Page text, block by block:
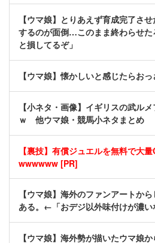
【ウマ娘】とりあえず育成完了さ
するのが面倒…このまま終わらせ
と損してるぞ」
【ウマ娘】懐かしいと感じたらお
【小ネタ・画像】イギリスの武ル
ｗ 他ウマ娘・競馬小ネタまとめ
【裏技】有償ジュエルを無料で大
wwwwww [PR]
【ウマ娘】海外のファンアートか
ある。←「おデジ以外味付けが濃い
【ウマ娘】海外勢が描いたウマ娘